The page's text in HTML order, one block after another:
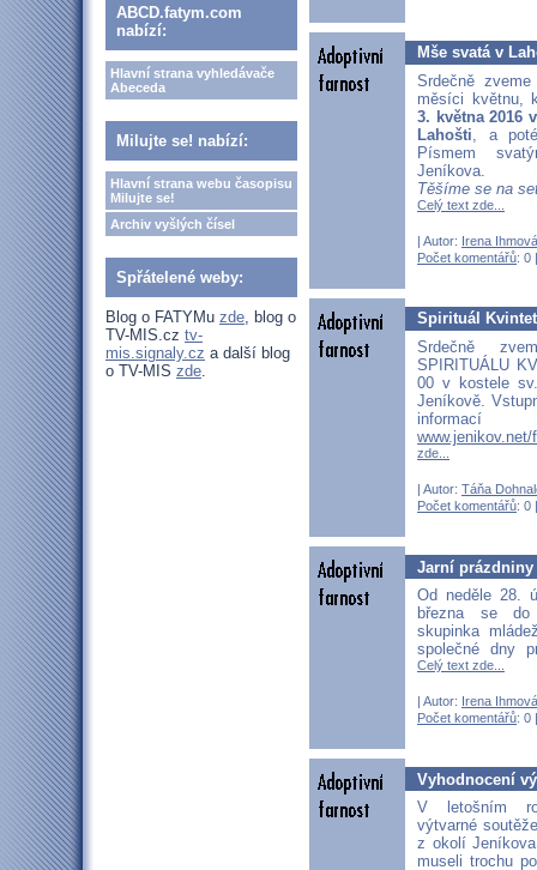
ABCD.fatym.com
nabízí:
Hlavní strana vyhledávače
Abeceda
Milujte se! nabízí:
Hlavní strana webu časopisu
Milujte se!
Archiv vyšlých čísel
Spřátelené weby:
Blog o FATYMu zde, blog o
TV-MIS.cz tv-
mis.signaly.cz a další blog
o TV-MIS zde.
Mše svatá v
Srdečně
měsíci květnu,
3. května 2016
Lahošti , a
Písmem
Jeníkova.
Těšíme se na
Celý text zde...
| Autor: Irena Ihmová
Počet komentářů: 0
Spirituál
Srdečně
SPIRITUÁLU
00 v kostele
Jeníkově.
www.jenikov.net/
zde...
| Autor: Táňa
Počet komentářů: 0
Jarní prázdniny
Od neděle 28.
března se do
skupinka
společné dny
Celý text zde...
| Autor: Irena Ihmová
Počet komentářů: 0
Vyhodnocení
V letošním
výtvarné
z okolí
museli trochu